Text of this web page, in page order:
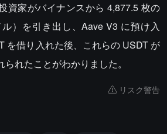
資家がバイナンスから 4,877.5 枚の
）を引き出し、Aave V3 に預け入
を借り入れた後、これらの USDT が
れたことがわかりました。
リスク警告